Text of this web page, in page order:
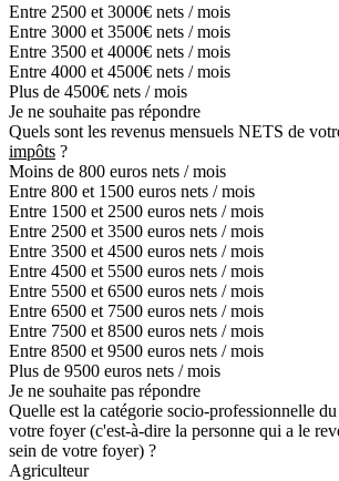
Entre 2500 et 3000€ nets / mois
Entre 3000 et 3500€ nets / mois
Entre 3500 et 4000€ nets / mois
Entre 4000 et 4500€ nets / mois
Plus de 4500€ nets / mois
Je ne souhaite pas répondre
Quels sont les revenus mensuels NETS de
impôts ?
Moins de 800 euros nets / mois
Entre 800 et 1500 euros nets / mois
Entre 1500 et 2500 euros nets / mois
Entre 2500 et 3500 euros nets / mois
Entre 3500 et 4500 euros nets / mois
Entre 4500 et 5500 euros nets / mois
Entre 5500 et 6500 euros nets / mois
Entre 6500 et 7500 euros nets / mois
Entre 7500 et 8500 euros nets / mois
Entre 8500 et 9500 euros nets / mois
Plus de 9500 euros nets / mois
Je ne souhaite pas répondre
Quelle est la catégorie socio-professionnelle
votre foyer (c'est-à-dire la personne qui a le
sein de votre foyer) ?
Agriculteur